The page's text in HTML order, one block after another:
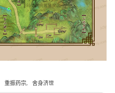
重振药宗, 舍身济世